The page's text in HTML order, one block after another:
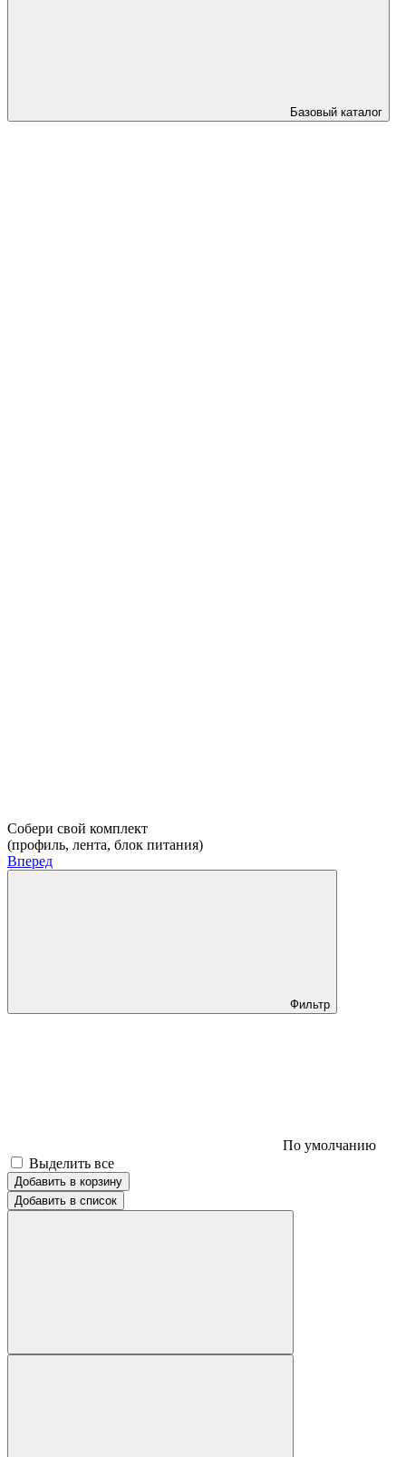
Базовый каталог
Собери свой комплект
(профиль, лента, блок питания)
Вперед
Фильтр
По умолчанию
Выделить все
Добавить в корзину
Добавить в список